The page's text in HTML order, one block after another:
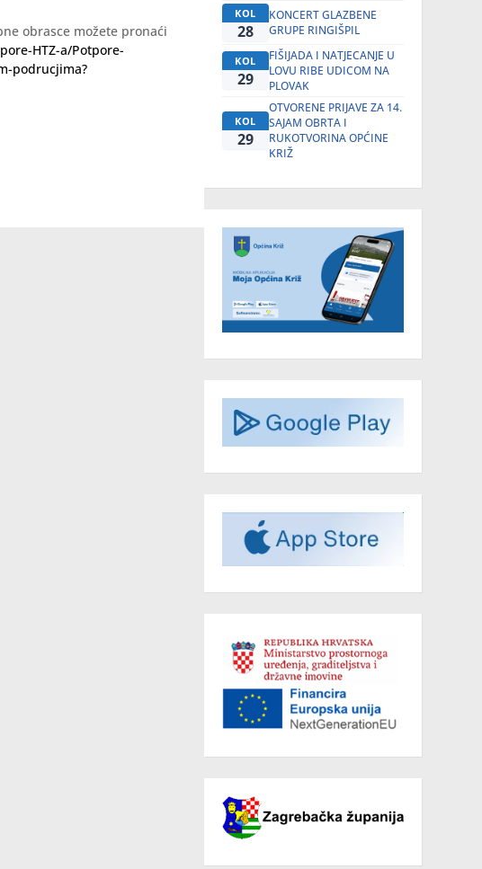
obrasce možete pronaći
HTZ-a/Potpore-
podrucjima?
KOL
28
KONCERT GLAZBENE
GRUPE RINGIŠPIL
KOL
29
FIŠIJADA I NATJECANJE U
LOVU RIBE UDICOM NA
PLOVAK
KOL
29
OTVORENE PRIJAVE ZA 14.
SAJAM OBRTA I
RUKOTVORINA OPĆINE
KRIŽ